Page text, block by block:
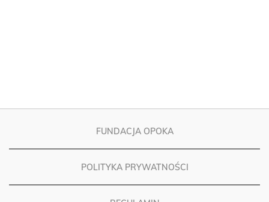
FUNDACJA OPOKA
POLITYKA PRYWATNOŚCI